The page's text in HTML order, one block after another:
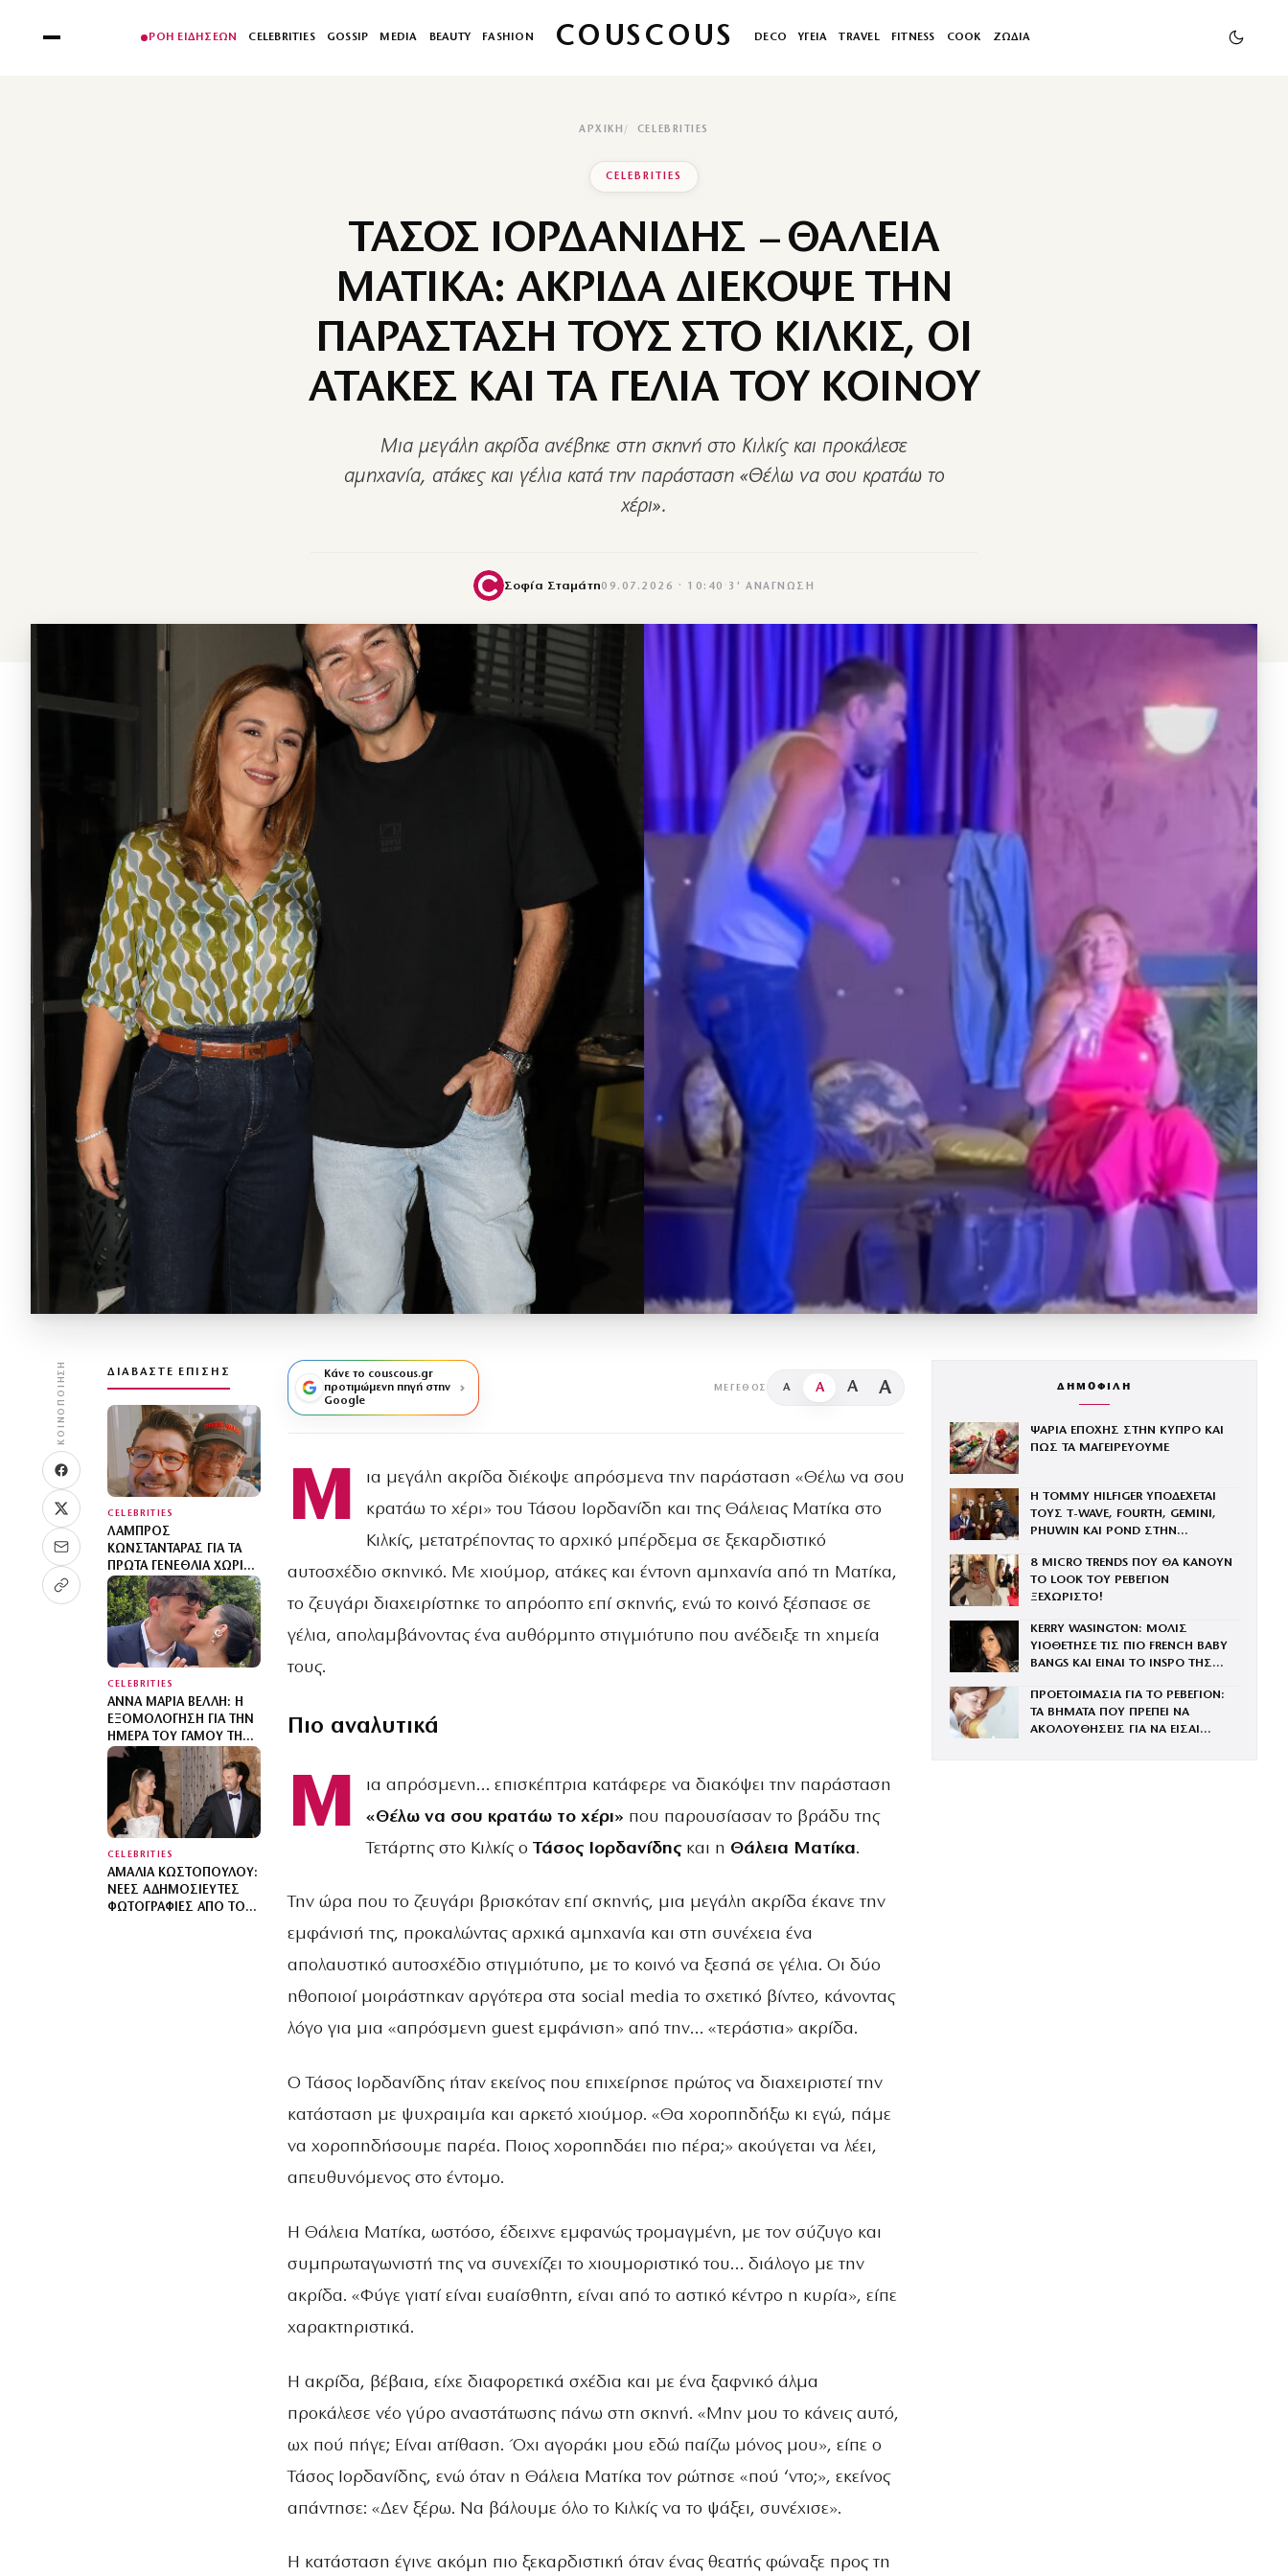
ΡΟΗ ΕΙΔΗΣΕΩΝ CELEBRITIES GOSSIP MEDIA BEAUTY FASHION COUSCOUS DECO ΥΓΕΙΑ TRAVEL FITNESS COOK ΖΩΔΙΑ
ΑΡΧΙΚΉ CELEBRITIES
CELEBRITIES
ΤΑΣΟΣ ΙΟΡΔΑΝΙΔΗΣ – ΘΑΛΕΙΑ
ΜΑΤΙΚΑ: ΑΚΡΙΔΑ ΔΙΕΚΟΨΕ ΤΗΝ
ΠΑΡΑΣΤΑΣΗ ΤΟΥΣ ΣΤΟ ΚΙΛΚΙΣ, ΟΙ
ΑΤΑΚΕΣ ΚΑΙ ΤΑ ΓΕΛΙΑ ΤΟΥ ΚΟΙΝΟΥ
Μια μεγάλη ακρίδα ανέβηκε στη σκηνή στο Κιλκίς και προκάλεσε
αμηχανία, ατάκες και γέλια κατά την παράσταση «Θέλω να σου κρατάω το
χέρι».
Σοφία Σταμάτη09.07.2026 · 10:40 · 3′ ΑΝΆΓΝΩΣΗ
ΚΟΙΝΟΠΟΊΗΣΗ ΔΙΑΒΆΣΤΕ ΕΠΊΣΗΣ
CELEBRITIES
ΛΆΜΠΡΟΣ
ΚΩΝΣΤΑΝΤΆΡΑΣ ΓΙΑ ΤΑ
ΠΡΏΤΑ ΓΕΝΈΘΛΙΑ ΧΩΡΊΣ
ΤΟΝ ΠΑΤΈΡΑ ΤΟΥ: «ΜΟΥ
ΧΡΩΣΤΆ ΜΙΑ ΕΠΊΣΚΕΨΗ»
CELEBRITIES
ΆΝΝΑ ΜΑΡΊΑ ΒΈΛΛΗ: Η
ΕΞΟΜΟΛΌΓΗΣΗ ΓΙΑ ΤΗΝ
ΗΜΈΡΑ ΤΟΥ ΓΆΜΟΥ ΤΗΣ
ΚΑΙ ΤΗΝ ΙΔΈΑ ΠΟΥ ΔΕΝ
ΠΈΤΥΧΕ – ΔΕΝ ΘΑ ΤΟ
ΞΑΝΑΈΚΑΝΑ
CELEBRITIES
ΑΜΑΛΊΑ ΚΩΣΤΟΠΟΎΛΟΥ:
ΝΈΕΣ ΑΔΗΜΟΣΊΕΥΤΕΣ
ΦΩΤΟΓΡΑΦΊΕΣ ΑΠΌ ΤΟΝ
Κάνε το couscous.gr
προτιμώμενη πηγή στην
Google
ΜΈΓΕΘΟΣ A A A A
Μ
ια μεγάλη ακρίδα διέκοψε απρόσμενα την παράσταση «Θέλω να σου
κρατάω το χέρι» του Τάσου Ιορδανίδη και της Θάλειας Ματίκα στο
Κιλκίς, μετατρέποντας το αρχικό μπέρδεμα σε ξεκαρδιστικό
αυτοσχέδιο σκηνικό. Με χιούμορ, ατάκες και έντονη αμηχανία από τη Ματίκα,
το ζευγάρι διαχειρίστηκε το απρόοπτο επί σκηνής, ενώ το κοινό ξέσπασε σε
γέλια, απολαμβάνοντας ένα αυθόρμητο στιγμιότυπο που ανέδειξε τη χημεία
τους.
Πιο αναλυτικά
Μ
ια απρόσμενη… επισκέπτρια κατάφερε να διακόψει την παράσταση
«Θέλω να σου κρατάω το χέρι» που παρουσίασαν το βράδυ της
Τετάρτης στο Κιλκίς ο Τάσος Ιορδανίδηςκαι η Θάλεια Ματίκα.
Την ώρα που το ζευγάρι βρισκόταν επί σκηνής, μια μεγάλη ακρίδα έκανε την
εμφάνισή της, προκαλώντας αρχικά αμηχανία και στη συνέχεια ένα
απολαυστικό αυτοσχέδιο στιγμιότυπο, με το κοινό να ξεσπά σε γέλια. Οι δύο
ηθοποιοί μοιράστηκαν αργότερα στα social media το σχετικό βίντεο, κάνοντας
λόγο για μια «απρόσμενη guest εμφάνιση» από την… «τεράστια» ακρίδα.
Ο Τάσος Ιορδανίδης ήταν εκείνος που επιχείρησε πρώτος να διαχειριστεί την
κατάσταση με ψυχραιμία και αρκετό χιούμορ. «Θα χοροπηδήξω κι εγώ, πάμε
να χοροπηδήσουμε παρέα. Ποιος χοροπηδάει πιο πέρα;» ακούγεται να λέει,
απευθυνόμενος στο έντομο.
Η Θάλεια Ματίκα, ωστόσο, έδειχνε εμφανώς τρομαγμένη, με τον σύζυγο και
συμπρωταγωνιστή της να συνεχίζει το χιουμοριστικό του… διάλογο με την
ακρίδα. «Φύγε γιατί είναι ευαίσθητη, είναι από το αστικό κέντρο η κυρία», είπε
χαρακτηριστικά.
Η ακρίδα, βέβαια, είχε διαφορετικά σχέδια και με ένα ξαφνικό άλμα
προκάλεσε νέο γύρο αναστάτωσης πάνω στη σκηνή. «Μην μου το κάνεις αυτό,
ωχ πού πήγε; Είναι ατίθαση. Όχι αγοράκι μου εδώ παίζω μόνος μου», είπε ο
Τάσος Ιορδανίδης, ενώ όταν η Θάλεια Ματίκα τον ρώτησε «πού ‘ντο;», εκείνος
απάντησε: «Δεν ξέρω. Να βάλουμε όλο το Κιλκίς να το ψάξει, συνέχισε».
Η κατάσταση έγινε ακόμη πιο ξεκαρδιστική όταν ένας θεατής φώναξε προς τη
ΔΗΜΟΦΙΛΗ
ΨΑΡΙΑ ΕΠΟΧΗΣ ΣΤΗΝ ΚΥΠΡΟ ΚΑΙ
ΠΩΣ ΤΑ ΜΑΓΕΙΡΕΥΟΥΜΕ
Η TOMMY HILFIGER ΥΠΟΔΕΧΕΤΑΙ
ΤΟΥΣ Τ-WAVE, FOURTH, GEMINI,
PHUWIN ΚΑΙ POND ΣΤΗΝ
8 MICRO TRENDS ΠΟΥ ΘΑ ΚΑΝΟΥΝ
ΤΟ LOOK ΤΟΥ ΡΕΒΕΓΙΟΝ
ΞΕΧΩΡΙΣΤΟ!
KERRY WASINGTON: ΜΟΛΙΣ
ΥΙΟΘΕΤΗΣΕ ΤΙΣ ΠΙΟ FRENCH BABY
BANGS ΚΑΙ ΕΙΝΑΙ ΤΟ INSPO ΤΗΣ
ΠΡΟΕΤΟΙΜΑΣΙΑ ΓΙΑ ΤΟ ΡΕΒΕΓΙΟΝ:
ΤΑ ΒΗΜΑΤΑ ΠΟΥ ΠΡΕΠΕΙ ΝΑ
ΑΚΟΛΟΥΘΗΣΕΙΣ ΓΙΑ ΝΑ ΕΙΣΑΙ